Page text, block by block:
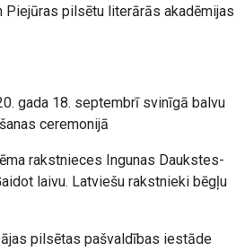
Piejūras pilsētu literārās akadēmijas
gada 18. septembrī svinīgā balvu
ceremonijā
rakstnieces Ingunas Daukstes-
laivu. Latviešu rakstnieki bēgļu
pilsētas pašvaldības iestāde